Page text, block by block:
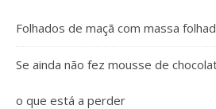
Folhados de maçã com massa
Se ainda não fez mousse de
o que está a perder